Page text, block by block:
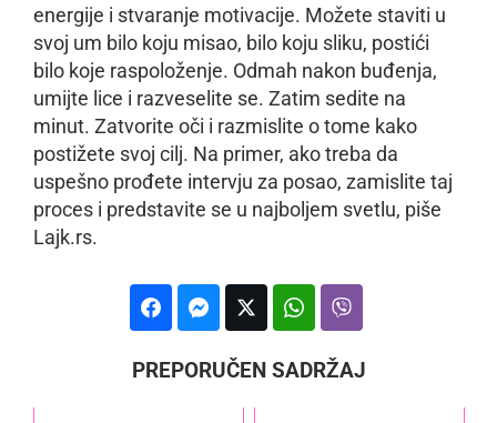
energije i stvaranje motivacije. Možete staviti u
svoj um bilo koju misao, bilo koju sliku, postići
bilo koje raspoloženje. Odmah nakon buđenja,
umijte lice i razveselite se. Zatim sedite na
minut. Zatvorite oči i razmislite o tome kako
postižete svoj cilj. Na primer, ako treba da
uspešno prođete intervju za posao, zamislite taj
proces i predstavite se u najboljem svetlu, piše
Lajk.rs.
PREPORUČEN SADRŽAJ